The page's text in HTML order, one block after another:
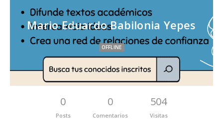
Mario Eduardo Babilonia Yepes
OFFLINE
0
Posts
0
Comentarios
504
Visitas